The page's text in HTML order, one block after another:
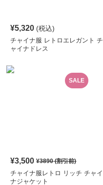
¥5,320 (税込)
チャイナ服 レトロエレガント チ
ャイナドレス
SALE
¥3,500 ¥3890(割引前)
チャイナ服レトロ リッチ チャイ
ナジャケット